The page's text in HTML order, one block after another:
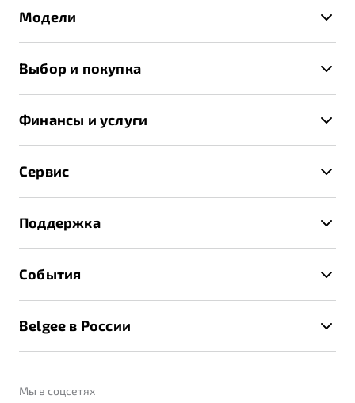
Модели
X70
Выбор и покупка
Спецпредложения и Акции
Записаться на тест-драйв
Получить предложение
Финансы и услуги
Трейд-ин
Страхование
Расчет КАСКО
Сервис
Руководство по эксплуатации
Техническое обслуживание
Калькулятор ТО
Поддержка
Помощь на дорогах
Belgee Линк
События
Контакты
Belgee в России
О дилерском центре
Мы в соцсетях